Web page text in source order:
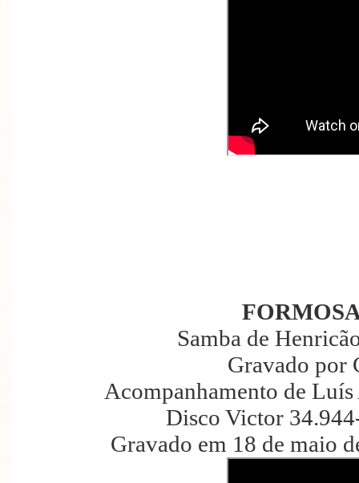
Samba de
Gravado por
Acompanhamento de
Disco Victor
Gravado em 18 de maio